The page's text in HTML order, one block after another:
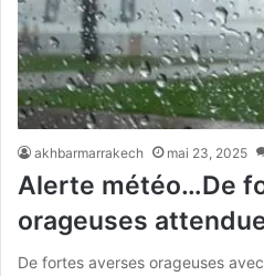
akhbarmarrakech mai 23, 2025
Alerte météo…De
orageuses
De fortes averses orageuses